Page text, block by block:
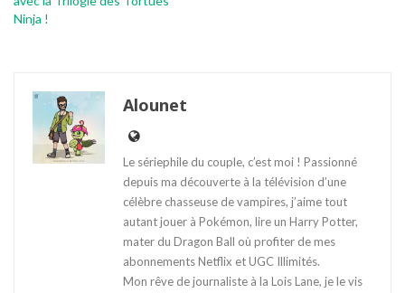
Ninja !
Alounet
Le sériephile du couple, c’est moi ! Passionné
depuis ma découverte à la télévision d’une
célèbre chasseuse de vampires, j’aime tout
autant jouer à Pokémon, lire un Harry Potter,
mater du Dragon Ball où profiter de mes
abonnements Netflix et UGC Illimités.
Mon rêve de journaliste à la Lois Lane, je le vis